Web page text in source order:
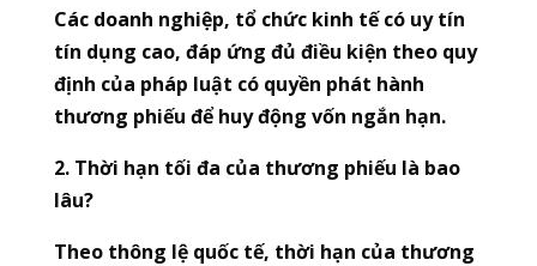
Các doanh nghiệp, tổ chức kinh tế có uy tín
tín dụng cao, đáp ứng đủ điều kiện theo quy
định của pháp luật có quyền phát hành
thương phiếu để huy động vốn ngắn hạn.
2. Thời hạn tối đa của thương phiếu là bao
lâu?
Theo thông lệ quốc tế, thời hạn của thương